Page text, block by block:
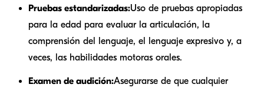
Pruebas estandarizadas:Uso de pruebas apropiadas
para la edad para evaluar la articulación, la
comprensión del lenguaje, el lenguaje expresivo y, a
veces, las habilidades motoras orales.
Examen de audición:Asegurarse de que cualquier